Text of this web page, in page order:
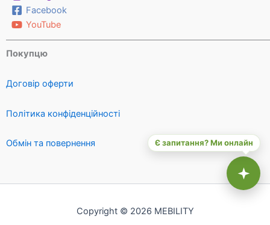
Facebook
YouTube
Покупцю
Договір оферти
Політика конфіденційності
Обмін та повернення
Copyright © 2026 MEBILITY
Є запитання? Ми онлайн